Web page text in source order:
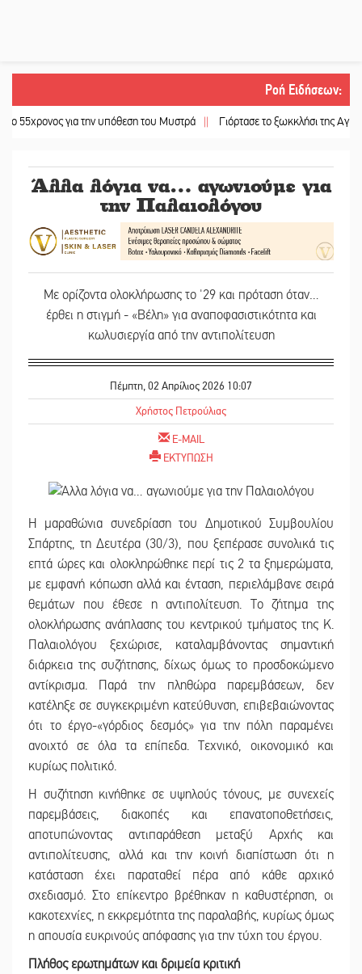
Ροή Ειδήσεων:
την υπόθεση του Μυστρά || Γιόρτασε το ξωκκλήσι της Αγίας Σολομονής
Άλλα λόγια να… αγωνιούμε για
την Παλαιολόγου
Με ορίζοντα ολοκλήρωσης το '29 και πρόταση όταν…
έρθει η στιγμή - «Βέλη» για αναποφασιστικότητα και
κωλυσιεργία από την αντιπολίτευση
Πέμπτη, 02 Απρίλιος 2026 10:07
Χρήστος Πετρούλιας
E-MAIL
ΕΚΤΥΠΩΣΗ
Η μαραθώνια συνεδρίαση του Δημοτικού Συμβουλίου
Σπάρτης, τη Δευτέρα (30/3), που ξεπέρασε συνολικά τις
επτά ώρες και ολοκληρώθηκε περί τις 2 τα ξημερώματα,
με εμφανή κόπωση αλλά και ένταση, περιελάμβανε σειρά
θεμάτων που έθεσε η αντιπολίτευση. Το ζήτημα της
ολοκλήρωσης ανάπλασης του κεντρικού τμήματος της Κ.
Παλαιολόγου ξεχώρισε, καταλαμβάνοντας σημαντική
διάρκεια της συζήτησης, δίχως όμως το προσδοκώμενο
αντίκρισμα. Παρά την πληθώρα παρεμβάσεων, δεν
κατέληξε σε συγκεκριμένη κατεύθυνση, επιβεβαιώνοντας
ότι το έργο-«γόρδιος δεσμός» για την πόλη παραμένει
ανοιχτό σε όλα τα επίπεδα. Τεχνικό, οικονομικό και
κυρίως πολιτικό.
Η συζήτηση κινήθηκε σε υψηλούς τόνους, με συνεχείς
παρεμβάσεις, διακοπές και επανατοποθετήσεις,
αποτυπώνοντας αντιπαράθεση μεταξύ Αρχής και
αντιπολίτευσης, αλλά και την κοινή διαπίστωση ότι η
κατάσταση έχει παραταθεί πέρα από κάθε αρχικό
σχεδιασμό. Στο επίκεντρο βρέθηκαν η καθυστέρηση, οι
κακοτεχνίες, η εκκρεμότητα της παραλαβής, κυρίως όμως
η απουσία ευκρινούς απόφασης για την τύχη του έργου.
Πλήθος ερωτημάτων και δριμεία κριτική